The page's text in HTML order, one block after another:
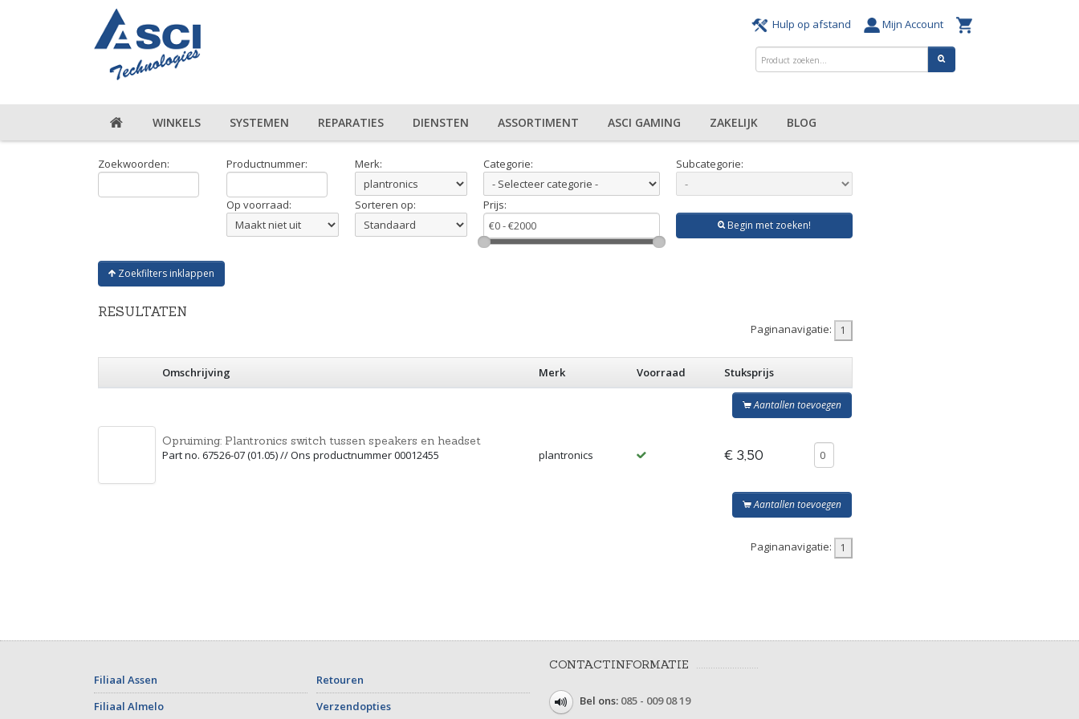
Hulp op afstand Mijn Account
WINKELS SYSTEMEN REPARATIES DIENSTEN ASSORTIMENT ASCI GAMING ZAKELIJK BLOG
Zoekwoorden: Productnummer: Merk: Categorie: Subcategorie:
Op voorraad: Sorteren op: Prijs:
Begin met zoeken!
Zoekfilters inklappen
RESULTATEN
Paginanavigatie:
Omschrijving Merk Voorraad Stuksprijs
Aantallen toevoegen
Opruiming: Plantronics switch tussen speakers en headset
Part no. 67526-07 (01.05) // Ons productnummer 00012455
plantronics € 3,50
Aantallen toevoegen
Paginanavigatie:
Filiaal Assen
Filiaal Almelo
Retouren
Verzendopties
CONTACTINFORMATIE
Bel ons: 085 - 009 08 19